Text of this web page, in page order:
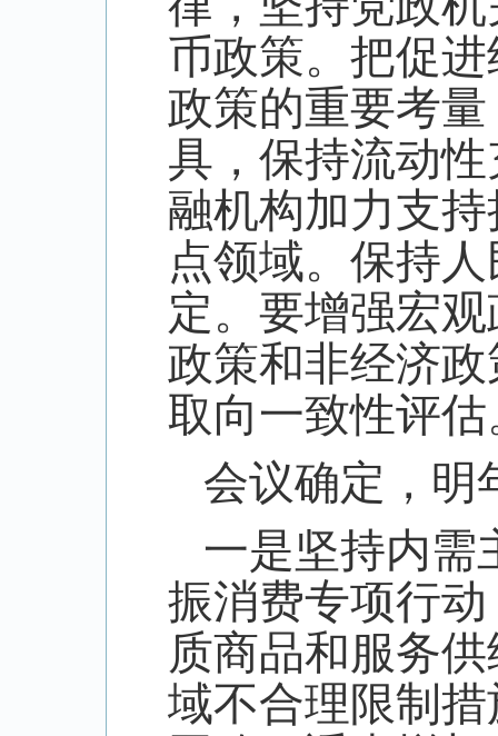
币政策。把促
政策的重要考
具，保持流动
融机构加力支
点领域。保持
定。要增强宏
政策和非经济
取向一致性评
会议确定，明
一是坚持内需
振消费专项行
质商品和服务
域不合理限制